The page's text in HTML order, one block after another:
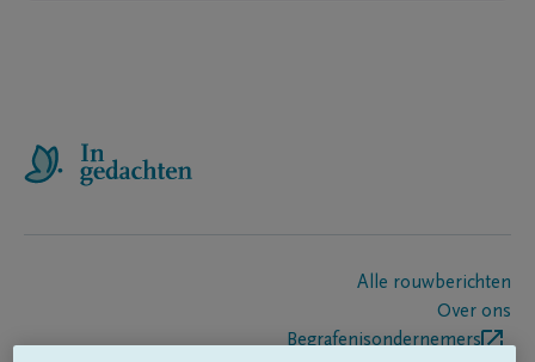
Alle rouwberichten
Over ons
Begrafenisondernemers